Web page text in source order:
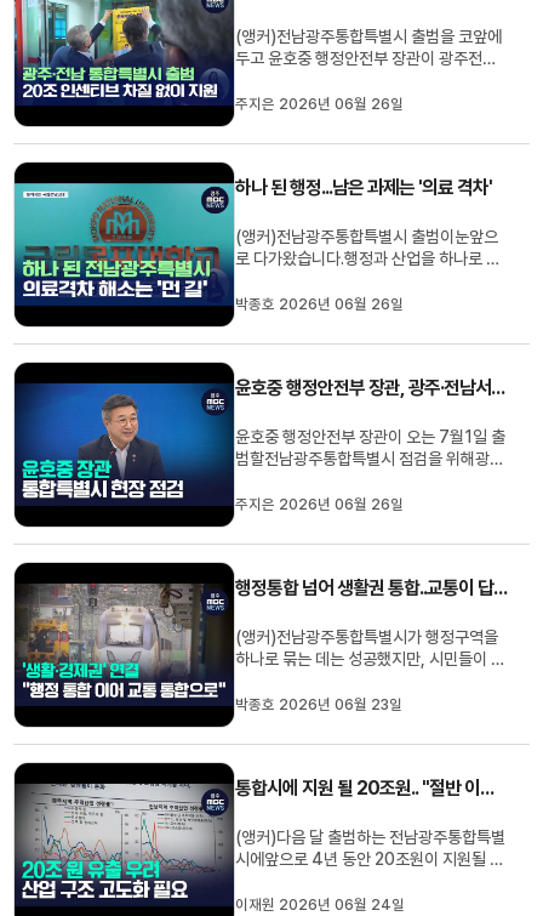
(앵커)전남광주통합특별시 출범을 코앞에
두고 윤호중 행정안전부 장관이 광주전남
윤 장관은 대통령이 약속한 '4년간 최대
질 없이 지원하겠다고 거듭 확인했습니다.
통합특별시 출범을 닷새 앞두고...
주지은 2026년 06월 26일
하나 된 행정...남은 과제는 '의료 격차'
(앵커)전남광주통합특별시 출범이눈앞으
로 다가왔습니다.행정과 산업을 하나로 묶
까지곧바로 해소되는 것은 아닙니다.지역
구축할 것인지도통합특별시의 중요한 과제
남과 광주가 하나의 특별시로 출범...
박종호 2026년 06월 26일
윤호중 행정안전부 장관, 광주·전남서 통합특별시 현장 점검
윤호중 행정안전부 장관이 오는 7월1일 출
범할전남광주통합특별시 점검을 위해광주
(26) 나주 빛가람복합문화체육센터에 위
인수위 사무실에서 민 당선자를 비롯한 실
용에 대해 보고 받고 특별시 출...
주지은 2026년 06월 26일
행정통합 넘어 생활권 통합..교통이 답이다
(앵커)전남광주통합특별시가 행정구역을
하나로 묶는 데는 성공했지만, 시민들이 일
야 할 산이 많습니다.특히 광주와 목포, 순
버스와 철도, 공항을 하나의 흐름으로 묶는
오르고 있습니다.박종호 ...
박종호 2026년 06월 23일
통합시에 지원 될 20조원.. "절반 이상 역외 유출 우려"
(앵커)다음 달 출범하는 전남광주통합특별
시에앞으로 4년 동안 20조원이 지원될 예
탓에다른 지역으로 생산 유발효과가 크게
이재원 2026년 06월 24일